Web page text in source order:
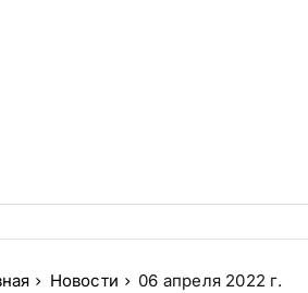
Новости 06 апреля 2022 г.